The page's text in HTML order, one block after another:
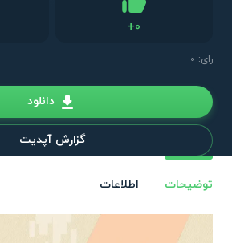
+0
رای: 0
دانلود
گزارش آپدیت
توضیحات اطلاعات